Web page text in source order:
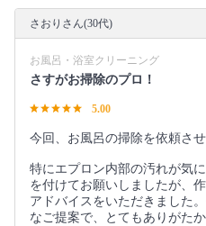
さおりさん(30代)
お風呂・浴室クリーニング
さすがお掃除のプロ！
5.00
今回、お風呂の掃除を依頼さ
特にエプロン内部の汚れが気
を付けてお願いしましたが、
アドバイスをいただきました
なご提案で、とてもありがたか